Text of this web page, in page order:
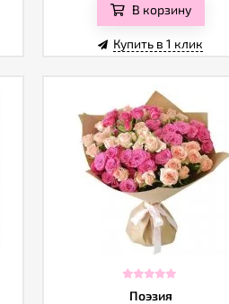
В корзину
Купить в 1 клик
Поэзия